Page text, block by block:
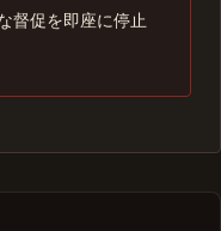
督促を即座に停止